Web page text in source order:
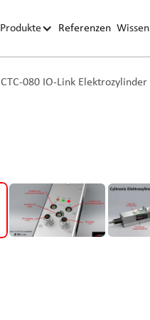
Produkte Referenzen Wissen
CTC-080 IO-Link Elektrozylinder